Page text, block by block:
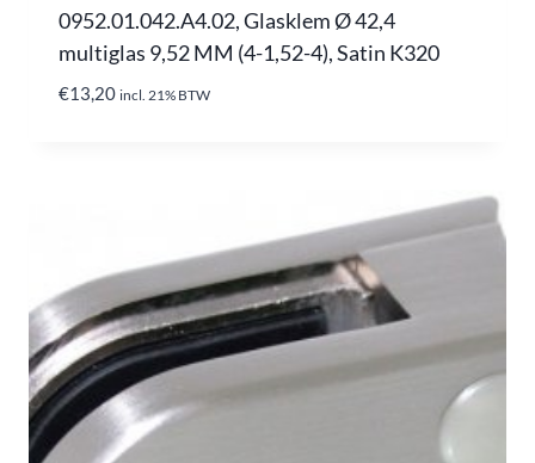
0952.01.042.A4.02, Glasklem Ø 42,4
multiglas 9,52 MM (4-1,52-4), Satin K320
€13,20 incl. 21% BTW